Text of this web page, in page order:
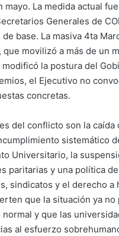
mayo. La medida actual
Generales de
base. La masiva 4ta
que movilizó a más de un
la postura del
el Ejecutivo no
concretas.
del conflicto son la caída
sistemático
Universitario, la
paritarias y una política
sindicatos y el derecho a
que la situación ya no
y que las
al esfuerzo